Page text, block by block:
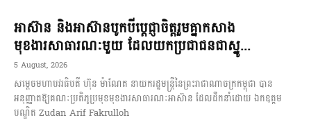
អាស៊ាន និងអាស៊ានបូកបីប្តេជ្ញាចិត្តរួមគ្នាកសាង
មុខងារសាធារណៈមួយ ដែលយកប្រជាជនជាស្នូ...
5 August, 2026
សម្តេចមហាបវរធិបតី ហ៊ុន ម៉ាណែត នាយករដ្ឋមន្ត្រីនៃព្រះរាជាណាចក្រកម្ពុជា បាន
អនុញ្ញាតឱ្យគណៈប្រតិភូប្រមុខមុខងារសាធារណៈអាស៊ាន ដែលដឹកនាំដោយ ឯកឧត្តម
បណ្ឌិត Zudan Arif Fakrulloh